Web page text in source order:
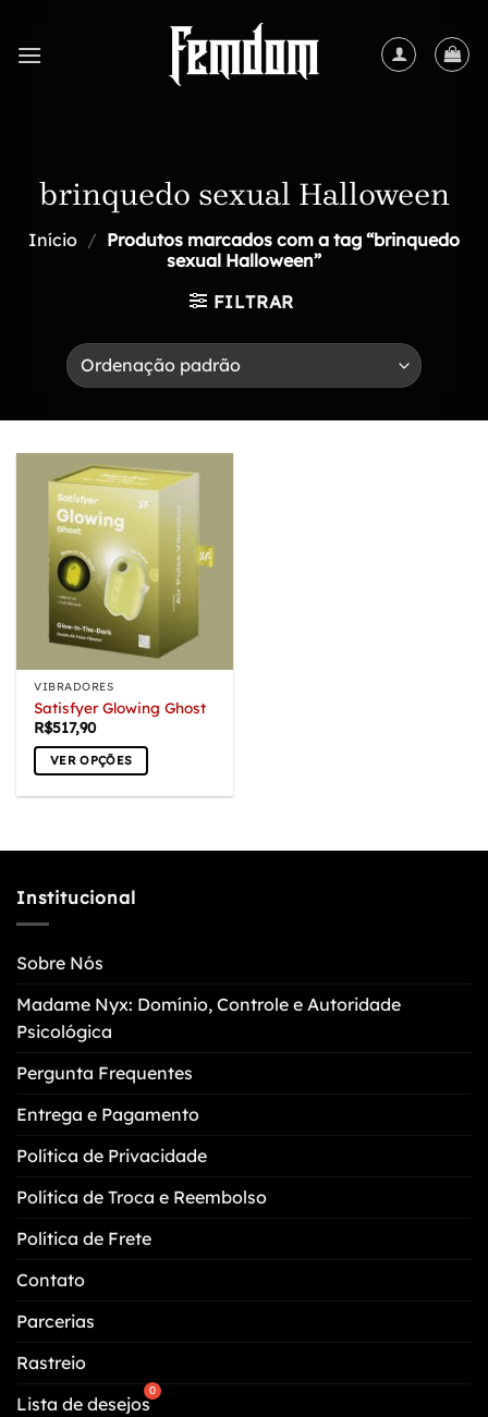
content
brinquedo sexual Halloween
Início / Produtos marcados com a tag “brinquedo
sexual Halloween”
FILTRAR
VIBRADORES
Satisfyer Glowing Ghost
R$517,90
VER OPÇÕES
várias
As
opções
ser
na
página
produto
Institucional
Sobre Nós
Madame Nyx: Domínio, Controle e Autoridade
Psicológica
Pergunta Frequentes
Entrega e Pagamento
Política de Privacidade
Política de Troca e Reembolso
Política de Frete
Contato
Parcerias
Rastreio
Lista de desejos